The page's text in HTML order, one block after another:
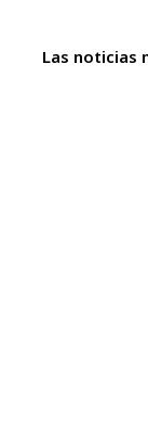
Las noticias